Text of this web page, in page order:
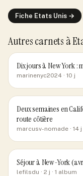
Fiche Etats Unis →
Autres carnets à
Dix jours à New York :
marinenyc2024 · 10 j
Deux semaines en
route côtière
marcusv-nomade · 14 j
Séjour à New-York
lefilsdu · 2 j · 1 album